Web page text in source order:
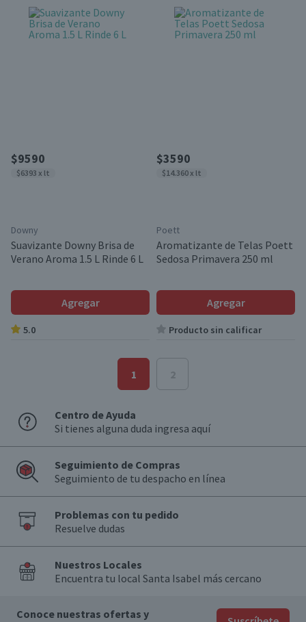
$9590
$6393 x lt
Downy
Suavizante Downy Brisa de
Verano Aroma 1.5 L Rinde 6 L
Agregar
5.0
$3590
$14.360 x lt
Poett
Aromatizante de Telas Poett
Sedosa Primavera 250 ml
Agregar
Producto sin calificar
1 2
Centro de Ayuda
Si tienes alguna duda ingresa aquí
Seguimiento de Compras
Seguimiento de tu despacho en línea
Problemas con tu pedido
Resuelve dudas
Nuestros Locales
Encuentra tu local Santa Isabel más cercano
Conoce nuestras ofertas y